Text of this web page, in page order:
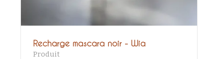
Recharge mascara noir - Wia
Produit